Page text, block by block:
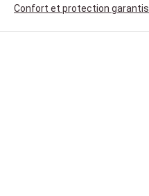
Confort et protection garantis.